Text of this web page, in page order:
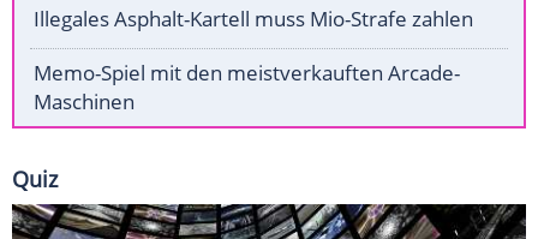
Illegales Asphalt-Kartell muss Mio-Strafe zahlen
Memo-Spiel mit den meistverkauften Arcade-
Maschinen
Quiz